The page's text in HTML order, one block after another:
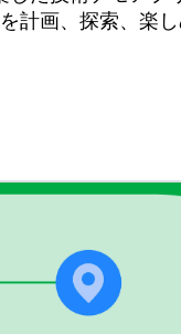
計画、探索、楽